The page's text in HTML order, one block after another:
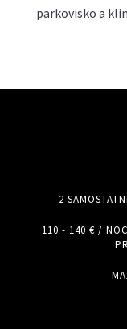
parkovisko a
2
110 - 140 € /